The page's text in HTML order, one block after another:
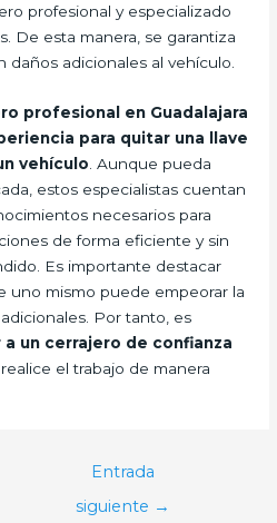
profesional y especializado
De esta manera, se garantiza
daños adicionales al vehículo.
profesional en Guadalajara
para quitar una llave
vehículo . Aunque pueda
estos especialistas cuentan
necesarios para
de forma eficiente y sin
Es importante destacar
uno mismo puede empeorar la
Por tanto, es
un cerrajero de confianza
el trabajo de manera
Entrada
siguiente →